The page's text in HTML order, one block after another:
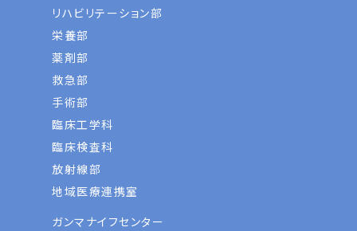
リハビリテーション部
栄養部
薬剤部
救急部
手術部
臨床工学科
臨床検査科
放射線部
地域医療連携室
ガンマナイフセンター